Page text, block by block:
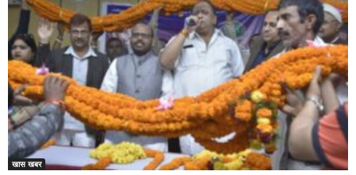
खास खबर